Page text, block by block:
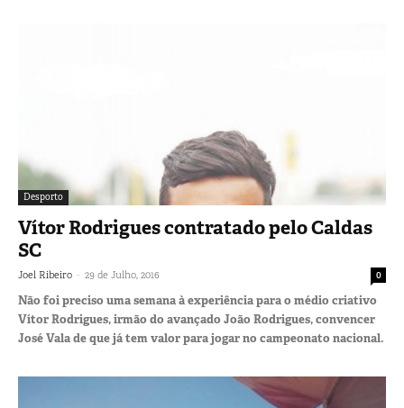
Desporto
Vítor Rodrigues contratado pelo Caldas
SC
Joel Ribeiro - 29 de Julho, 2016 0
Não foi preciso uma semana à experiência para o médio criativo
Vítor Rodrigues, irmão do avançado João Rodrigues, convencer
José Vala de que já tem valor para jogar no campeonato nacional.